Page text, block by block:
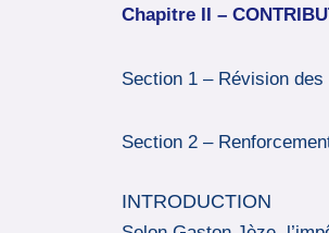
Chapitre – C
Section 1 – Révision
Section 2 –
INTRODUCTION